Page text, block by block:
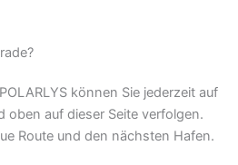
können Sie jederzeit auf
oben auf dieser Seite verfolgen.
Route und den nächsten Hafen.